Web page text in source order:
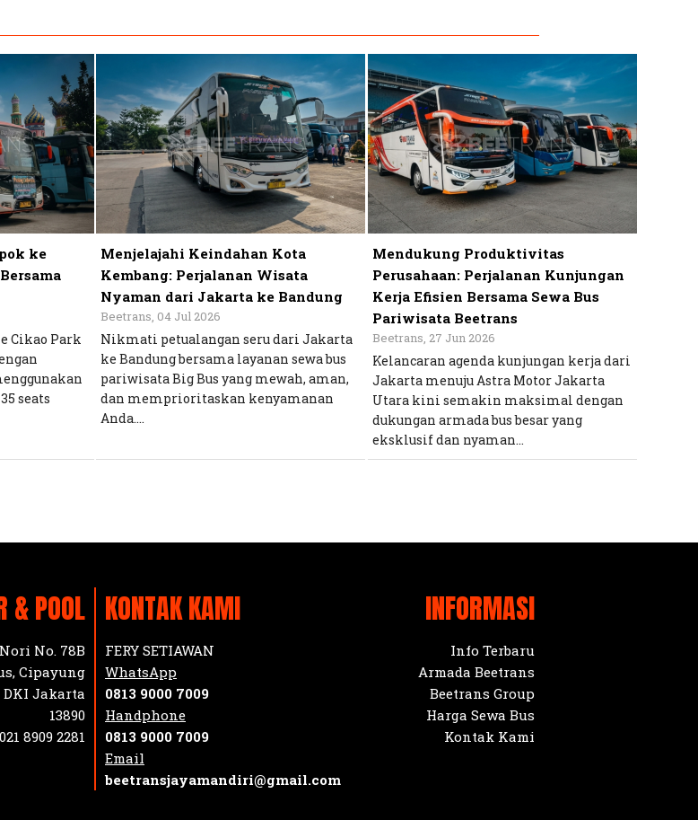
ke
Cikao Park
seats
Menjelajahi Keindahan Kota
Kembang: Perjalanan Wisata
Nyaman dari Jakarta ke Bandung
Beetrans, 04 Jul 2026
Nikmati petualangan seru dari Jakarta
ke Bandung bersama layanan sewa bus
pariwisata Big Bus yang mewah, aman,
dan memprioritaskan kenyamanan
Anda....
Mendukung Produktivitas
Perusahaan: Perjalanan Kunjungan
Kerja Efisien Bersama Sewa Bus
Pariwisata Beetrans
Beetrans, 27 Jun 2026
Kelancaran agenda kunjungan kerja dari
Jakarta menuju Astra Motor Jakarta
Utara kini semakin maksimal dengan
dukungan armada bus besar yang
eksklusif dan nyaman...
& POOL
No. 78B
Cipayung
Jakarta
13890
021 8909 2281
KONTAK KAMI
FERY SETIAWAN
WhatsApp
0813 9000 7009
Handphone
0813 9000 7009
Email
beetransjayamandiri@gmail.com
INFORMASI
Info Terbaru
Armada Beetrans
Beetrans Group
Harga Sewa Bus
Kontak Kami